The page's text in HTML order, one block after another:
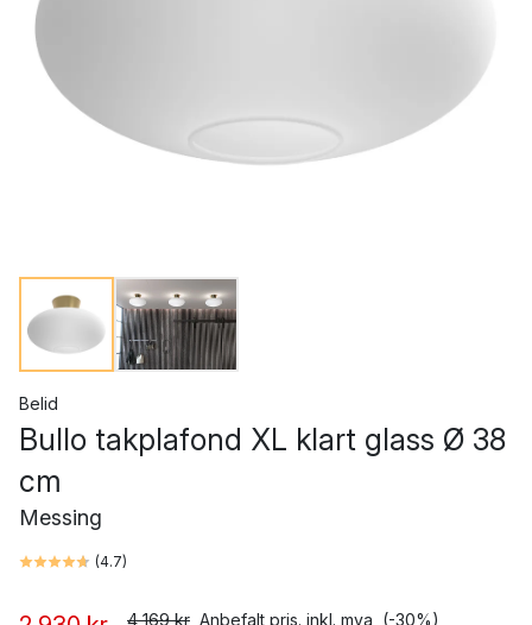
Belid
Bullo takplafond XL klart glass Ø 38
cm
Messing
(4.7)
4 169 kr Anbefalt pris. inkl. mva (-30%)